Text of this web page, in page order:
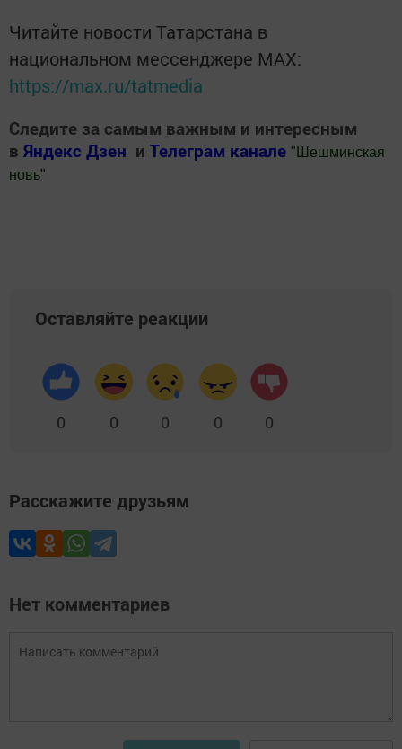
Читайте новости Татарстана в
национальном мессенджере MАХ:
https://max.ru/tatmedia
Следите за самым важным и интересным
в Яндекс Дзен и Телеграм канале " Шешминская
новь"
Оставляйте реакции
0 0 0 0 0
Расскажите друзьям
Нет комментариев